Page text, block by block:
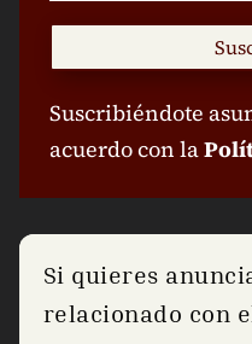
Suscribiéndote
acuerdo con la
Si quieres
relacionado con